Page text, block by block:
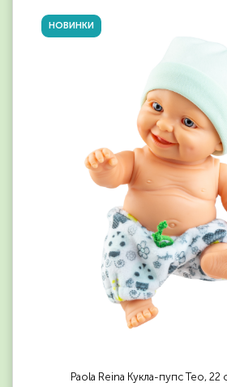
НОВИНКИ
Paola Reina Кукла-пупс Тео, 22